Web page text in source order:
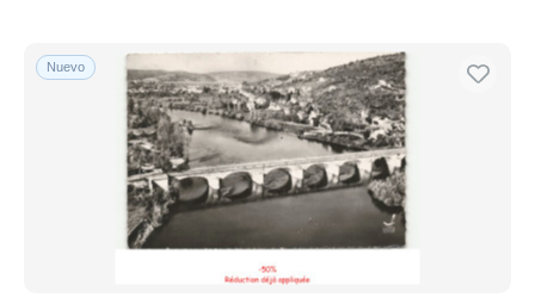
Nuevo